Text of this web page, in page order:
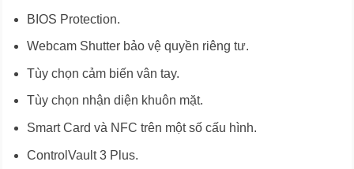
BIOS Protection.
Webcam Shutter bảo vệ quyền riêng tư.
Tùy chọn cảm biến vân tay.
Tùy chọn nhận diện khuôn mặt.
Smart Card và NFC trên một số cấu hình.
ControlVault 3 Plus.